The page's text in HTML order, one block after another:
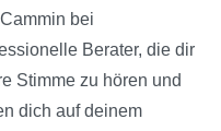
bei
Berater, die dir
Stimme zu hören und
dich auf deinem